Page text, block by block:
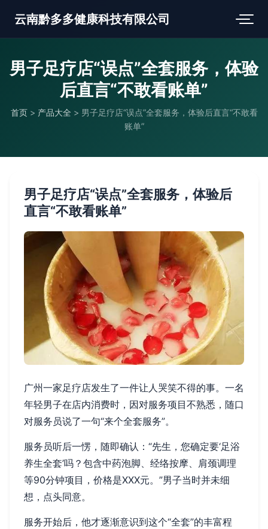
云南黔多多健康科技有限公司
男子足疗店“误点”全套服务，体验
后直言“不敢看账单”
首页 > 产品大全 > 男子足疗店“误点”全套服务，体验后直言“不敢看
账单”
男子足疗店“误点”全套服务，体验后
直言“不敢看账单”
广州一家足疗店发生了一件让人哭笑不得的事。一名
年轻男子在店内消费时，因对服务项目不熟悉，随口
对服务员说了一句“来个全套服务”。
服务员听后一愣，随即确认：“先生，您确定要‘足浴
养生全套’吗？包含中药泡脚、经络按摩、肩颈调理
等90分钟项目，价格是XXX元。”男子当时并未细
想，点头同意。
服务开始后，他才逐渐意识到这个“全套”的丰富程